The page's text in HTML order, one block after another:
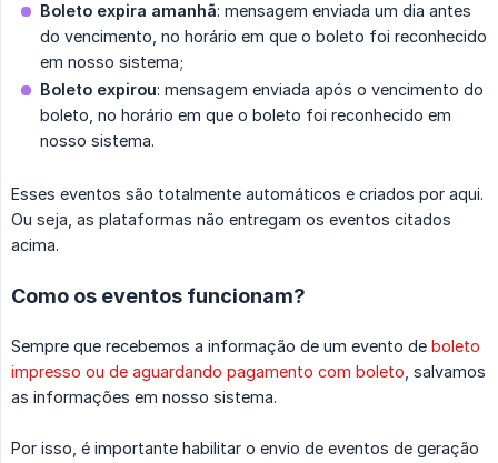
Boleto expira amanhã: mensagem enviada um dia antes
do vencimento, no horário em que o boleto foi reconhecido
em nosso sistema;
Boleto expirou: mensagem enviada após o vencimento do
boleto, no horário em que o boleto foi reconhecido em
nosso sistema.
Esses eventos são totalmente automáticos e criados por aqui.
Ou seja, as plataformas não entregam os eventos citados
acima.
Como os eventos funcionam?
Sempre que recebemos a informação de um evento de boleto
impresso ou de aguardando pagamento com boleto , salvamos
as informações em nosso sistema.
Por isso, é importante habilitar o envio de eventos de geração